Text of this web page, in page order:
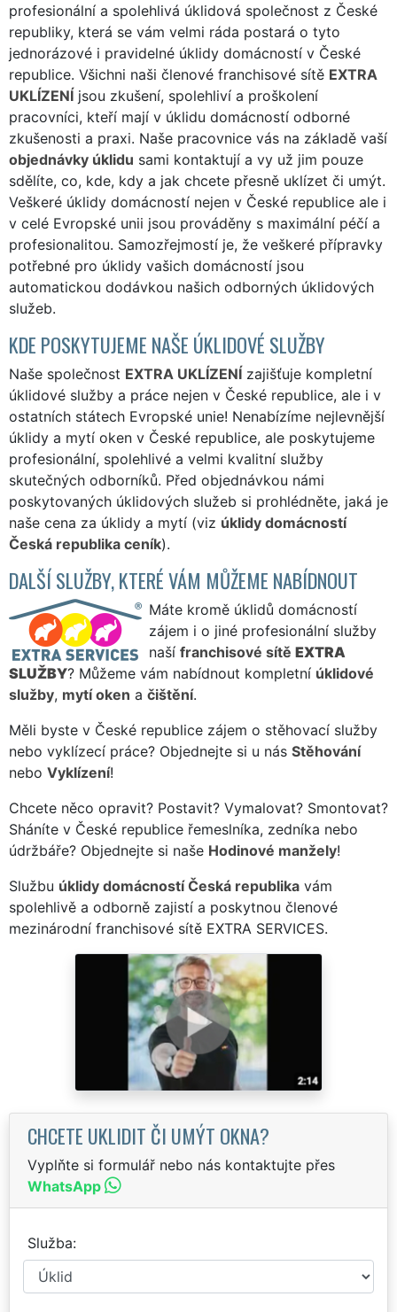
profesionální a spolehlivá úklidová společnost z České
republiky, která se vám velmi ráda postará o tyto
jednorázové i pravidelné úklidy domácností v České
republice. Všichni naši členové franchisové sítě EXTRA
UKLÍZENÍ jsou zkušení, spolehliví a proškolení
pracovníci, kteří mají v úklidu domácností odborné
zkušenosti a praxi. Naše pracovnice vás na základě vaší
objednávky úklidu sami kontaktují a vy už jim pouze
sdělíte, co, kde, kdy a jak chcete přesně uklízet či umýt.
Veškeré úklidy domácností nejen v České republice ale i
v celé Evropské unii jsou prováděny s maximální péčí a
profesionalitou. Samozřejmostí je, že veškeré přípravky
potřebné pro úklidy vašich domácností jsou
automatickou dodávkou našich odborných úklidových
služeb.
KDE POSKYTUJEME NAŠE ÚKLIDOVÉ SLUŽBY
Naše společnost EXTRA UKLÍZENÍ zajišťuje kompletní
úklidové služby a práce nejen v České republice, ale i v
ostatních státech Evropské unie! Nenabízíme nejlevnější
úklidy a mytí oken v České republice, ale poskytujeme
profesionální, spolehlivé a velmi kvalitní služby
skutečných odborníků. Před objednávkou námi
poskytovaných úklidových služeb si prohlédněte, jaká je
naše cena za úklidy a mytí (viz úklidy domácností
Česká republika ceník).
DALŠÍ SLUŽBY, KTERÉ VÁM MŮŽEME NABÍDNOUT
Máte kromě úklidů domácností
zájem i o jiné profesionální služby
naší franchisové sítě EXTRA
SLUŽBY? Můžeme vám nabídnout kompletní úklidové
služby, mytí oken a čištění.
Měli byste v České republice zájem o stěhovací služby
nebo vyklízecí práce? Objednejte si u nás Stěhování
nebo Vyklízení!
Chcete něco opravit? Postavit? Vymalovat? Smontovat?
Sháníte v České republice řemeslníka, zedníka nebo
údržbáře? Objednejte si naše Hodinové manžely!
Službu úklidy domácností Česká republika vám
spolehlivě a odborně zajistí a poskytnou členové
mezinárodní franchisové sítě EXTRA SERVICES.
CHCETE UKLIDIT ČI UMÝT OKNA?
Vyplňte si formulář nebo nás kontaktujte přes
WhatsApp
Služba